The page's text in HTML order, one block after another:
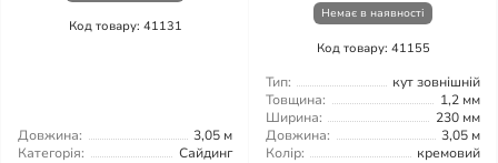
Код товару: 41131
Довжина:
3,05 м
Категорія:
Сайдинг
Немає в наявності
Код товару: 41155
Тип:
кут зовнішній
Товщина:
1,2 мм
Ширина:
230 мм
Довжина:
3,05 м
Колір:
кремовий